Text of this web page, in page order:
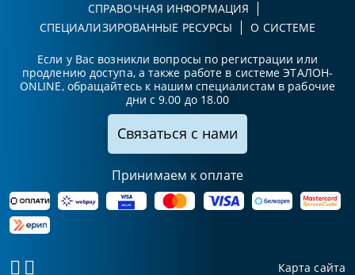
СПРАВОЧНАЯ ИНФОРМАЦИЯ
СПЕЦИАЛИЗИРОВАННЫЕ РЕСУРСЫ
О СИСТЕМЕ
Если у Вас возникли вопросы по регистрации или
продлению доступа, а также работе в системе ЭТАЛОН-
ONLINE, обращайтесь к нашим специалистам в рабочие
дни с 9.00 до 18.00
Связаться с нами
Принимаем к оплате
Карта сайта